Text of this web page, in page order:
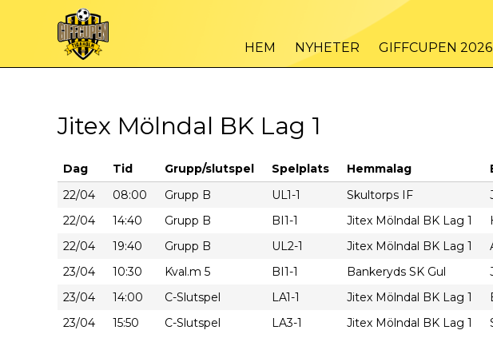
HEM NYHETER GIFFCUPEN 2026
Jitex Mölndal BK Lag 1
Dag Tid Grupp/slutspel Spelplats Hemmalag
22/04
08:00 Grupp B UL1-1 Skultorps IF
22/04
14:40 Grupp B BI1-1 Jitex Mölndal BK Lag 1
22/04
19:40 Grupp B UL2-1 Jitex Mölndal BK Lag 1
23/04
10:30 Kval.m 5 BI1-1 Bankeryds SK Gul
23/04
14:00 C-Slutspel LA1-1 Jitex Mölndal BK Lag 1
23/04
15:50 C-Slutspel LA3-1 Jitex Mölndal BK Lag 1